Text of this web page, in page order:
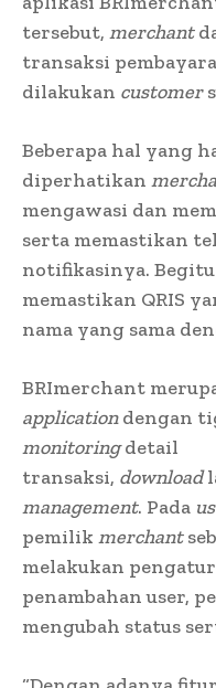
tersebut, merchant
transaksi
dilakukan customer
Beberapa hal yang
diperhatikan
mengawasi dan
serta memastikan
notifikasinya.
memastikan QRIS
nama yang sama
BRImerchant
applicationdengan
monitoringdetail
transaksi, download
management. Pada
pemilik merchant
melakukan
penambahan user,
mengubah status